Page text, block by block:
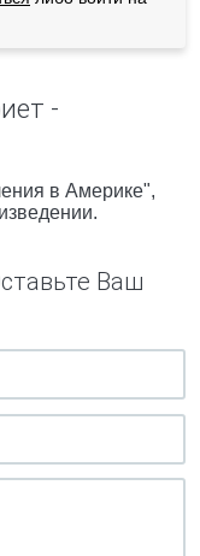
-
в Америке",
Ваш